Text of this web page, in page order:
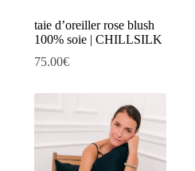
taie d’oreiller rose blush
100% soie | CHILLSILK
75.00€